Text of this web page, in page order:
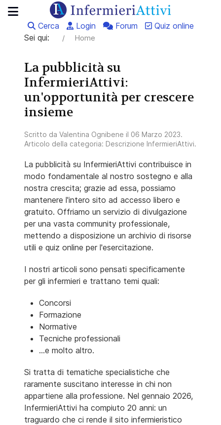
Cerca Login Forum
Quiz online
Sei qui:
Home
La pubblicità su
InfermieriAttivi:
un'opportunità per crescere
insieme
Scritto da Valentina Ognibene il 06 Marzo 2023.
Articolo della categoria: Descrizione InfermieriAttivi.
La pubblicità su InfermieriAttivi contribuisce in
modo fondamentale al nostro sostegno e alla
nostra crescita; grazie ad essa, possiamo
mantenere l'intero sito ad accesso libero e
gratuito. Offriamo un servizio di divulgazione
per una vasta community professionale,
mettendo a disposizione un archivio di risorse
utili e quiz online per l'esercitazione.
I nostri articoli sono pensati specificamente
per gli infermieri e trattano temi quali:
Concorsi
Formazione
Normative
Tecniche professionali
...e molto altro.
Si tratta di tematiche specialistiche che
raramente suscitano interesse in chi non
appartiene alla professione. Nel gennaio 2026,
InfermieriAttivi ha compiuto 20 anni: un
traguardo che ci rende il sito infermieristico